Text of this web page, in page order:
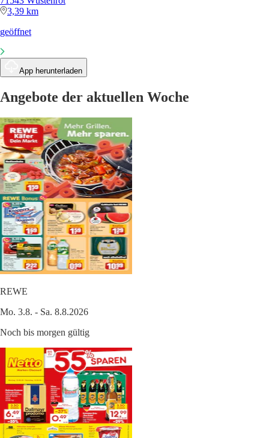
3,39 km
geöffnet
App herunterladen
Angebote der aktuellen Woche
REWE
Mo. 3.8. - Sa. 8.8.2026
Noch bis morgen gültig